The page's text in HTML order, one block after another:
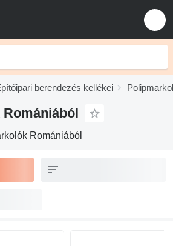
berendezés kellékei
Romániából